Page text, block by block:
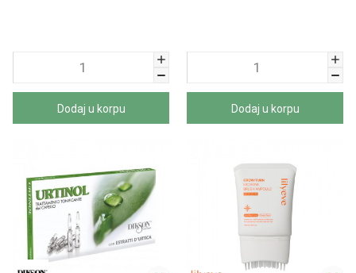
Dodaj u korpu Dodaj u korpu